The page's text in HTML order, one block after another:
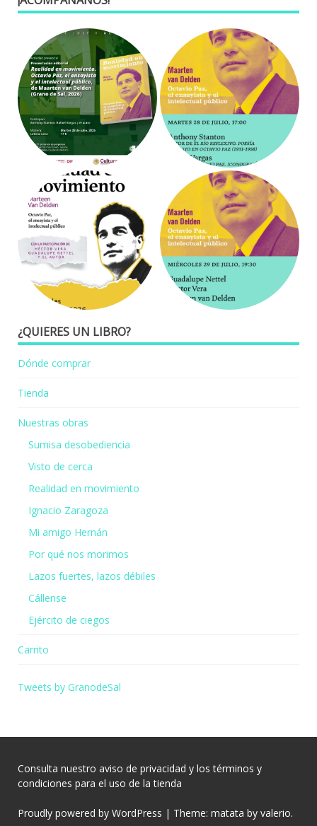
¿QUIERES UN LIBRO?
Dónde comprar
Tienda
Nuestras obras
Sumisa desobediencia
Visto de cerca
Realidad en movimiento
Ignacio Zaragoza
Mi amigo Hernán
Por qué nos morimos
Lazos fuertes, lazos débiles
Cállense
Ejército de ciegos
Carrito
Tweets by GranodeSal
Consulta nuestro aviso de privacidad y lostérminos y
condiciones para el uso de la tienda
Proudly powered by WordPress | Theme: matata by valerio.